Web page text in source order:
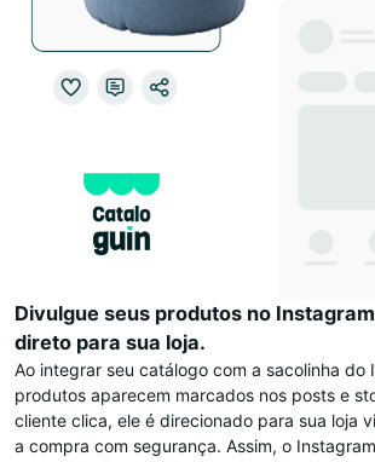
Divulgue seus produtos no
direto para sua loja.
Ao integrar seu catálogo com a sacolinha do
produtos aparecem marcados nos posts e
cliente clica, ele é direcionado para sua loja
a compra com segurança. Assim, o